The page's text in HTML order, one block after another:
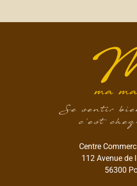
Se sentir
c’est
Centre
112 Avenue de
56300